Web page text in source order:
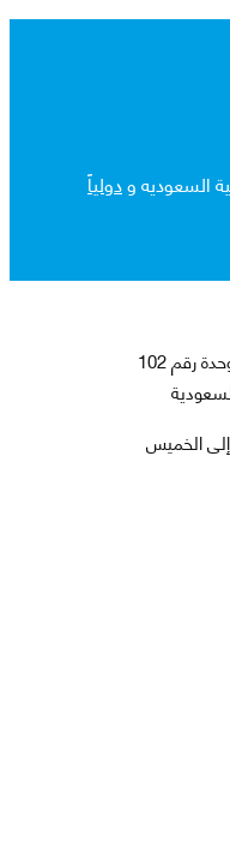
السعوديه ودولياً